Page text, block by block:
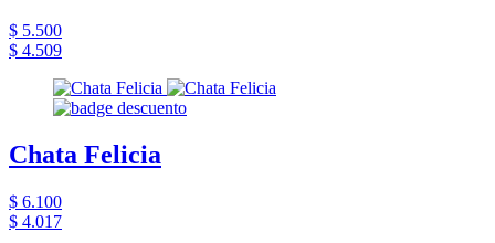
$ 5.500
$ 4.509
Chata Felicia
$ 6.100
$ 4.017